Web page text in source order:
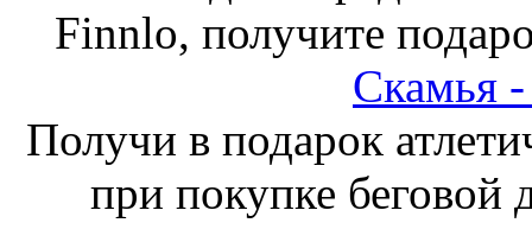
Finnlo, получите
Получи в подарок
при покупке беговой